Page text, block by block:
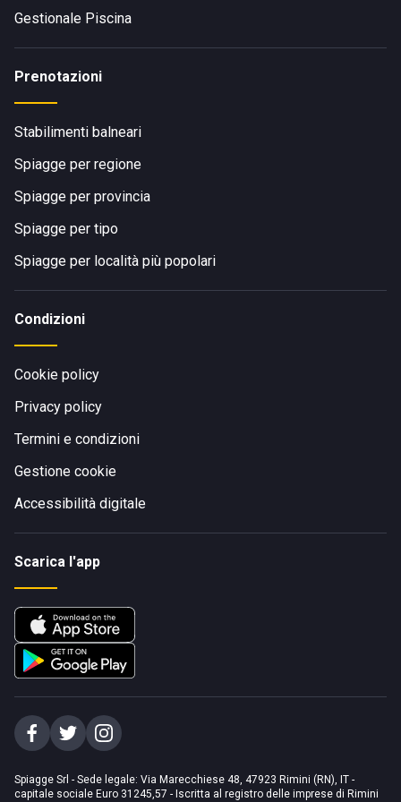
Gestionale Piscina
Prenotazioni
Stabilimenti balneari
Spiagge per regione
Spiagge per provincia
Spiagge per tipo
Spiagge per località più popolari
Condizioni
Cookie policy
Privacy policy
Termini e condizioni
Gestione cookie
Accessibilità digitale
Scarica l'app
Spiagge Srl - Sede legale: Via Marecchiese 48, 47923 Rimini (RN), IT -
capitale sociale Euro 31245,57 - Iscritta al registro delle imprese di Rimini